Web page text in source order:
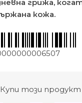
грижа,
кожа.
този продукт